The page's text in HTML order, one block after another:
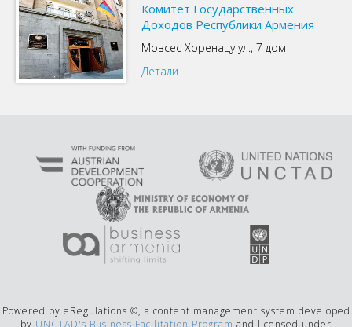
Комитет Государственных
Доходов Республики Армения
Мовсес Хоренацу ул., 7 дом
Детали
Powered by eRegulations ©, a content management system developed
by UNCTAD's Business Facilitation Program and licensed under